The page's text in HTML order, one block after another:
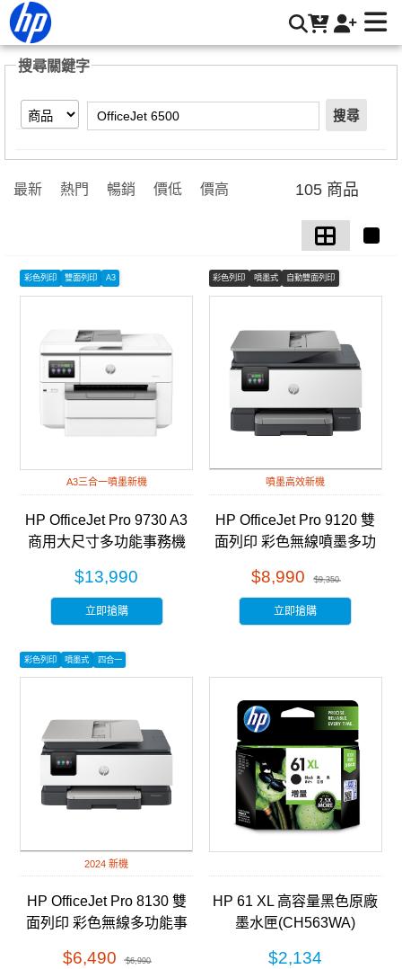
【OfficeJet 6500】搜尋結果 | HP® 惠普台灣原廠購物網
搜尋關鍵字
搜尋
最新 熱門 暢銷 價低 價高 105 商品
彩色列印 雙面列印 A3
A3三合一噴墨新機
HP OfficeJet Pro 9730 A3
商用大尺寸多功能事務機
$13,990
立即搶購
彩色列印 噴墨式 自動雙面列印
噴墨高效新機
HP OfficeJet Pro 9120 雙
面列印 彩色無線噴墨多功
$8,990 $9,350
立即搶購
彩色列印 噴墨式 四合一
2024 新機
HP OfficeJet Pro 8130 雙
面列印 彩色無線多功能事
$6,490 $6,990
HP 61 XL 高容量黑色原廠
墨水匣(CH563WA)
$2,134